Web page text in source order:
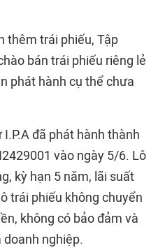
thêm trái phiếu, Tập
bán trái phiếu riêng lẻ
phát hành cụ thể chưa
đã phát hành thành
vào ngày 5/6. Lô
kỳ hạn 5 năm, lãi suất
trái phiếu không chuyển
không có bảo đảm và
doanh nghiệp.